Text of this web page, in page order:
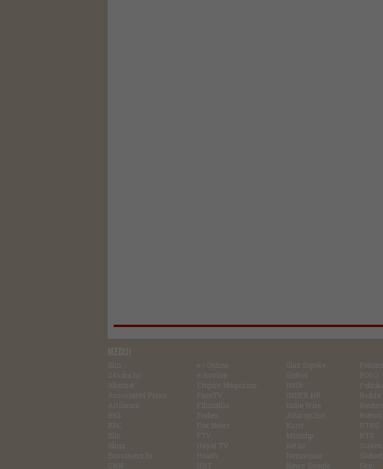
MEDIJI
Blin
24sata.hr
Alternet
Associated Press
Artforum
B92
BBC
Blic
Blinx
Bussiness.hr
CNN
e-! Online
e-novine
Empire Magazine
FaceTV
Filmofilia
Forbes
Fox News
FTV
Hayat TV
Health
HRT
Glas Srpske
Globus
IMDb
INDEX.HR
Indie Wire
Jutarnji list
Kurir
Miniclip
net.hr
Nezavisne
News Google
POGO
Reddit
Reuters
RTRS
RTS
Sky